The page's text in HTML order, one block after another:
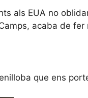
als EUA no
acaba de fer
que ens